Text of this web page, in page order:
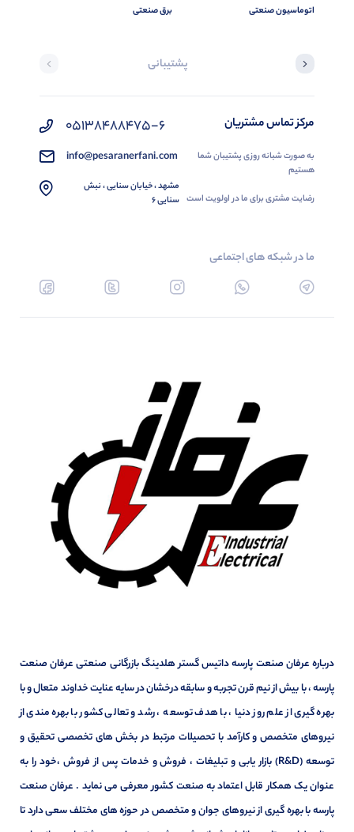
اتوماسیون صنعتی برق صنعتی
پشتیبانی
مرکز تماس مشتریان
به صورت شبانه روزی پشتیبان شما
هستیم
رضایت مشتری برای ما در اولویت است
05138488475-6
info@pesaranerfani.com
مشهد ، خیابان سنایی ، نبش
سنایی 6
ما در شبکه های اجتماعی
درباره عرفان صنعت پارسه داتیس گستر هلدینگ بازرگانی صنعتی عرفان صنعت
پارسه ، با بیش از نیم قرن تجربه و سابقه درخشان در سایه عنایت خداوند متعال و با
بهره گیری از علم روز دنیا ، با هدف توسعه ، رشد و تعالی کشور با بهره مندی از
نیروهای متخصص و کارآمد با تحصیلات مرتبط در بخش های تخصصی تحقیق و
توسعه (R&D) بازار یابی و تبلیغات ، فروش و خدمات پس از فروش ،خود را به
عنوان یک همکار قابل اعتماد به صنعت کشور معرفی می نماید . عرفان صنعت
پارسه با بهره گیری از نیروهای جوان و متخصص در حوزه های مختلف سعی دارد تا